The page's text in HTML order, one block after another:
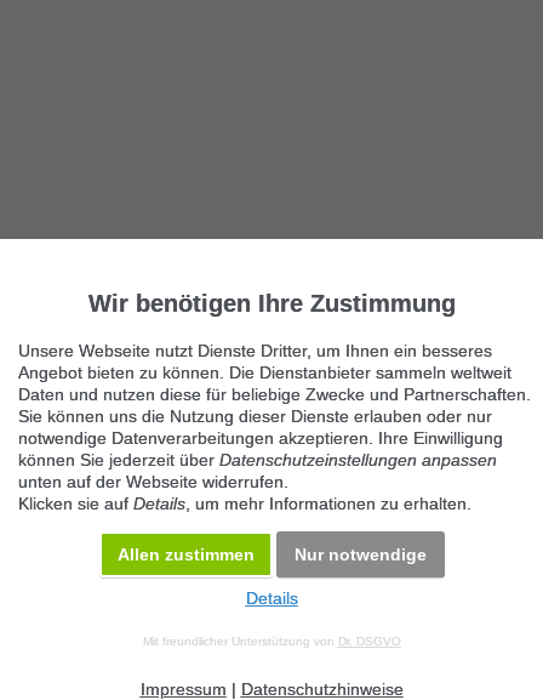
Datenschutz Impressum Kontakt Datenschutz anpassen Desktop Version
Wir benötigen Ihre Zustimmung
Unsere Webseite nutzt Dienste Dritter, um Ihnen ein besseres
Angebot bieten zu können. Die Dienstanbieter sammeln weltweit
Daten und nutzen diese für beliebige Zwecke und Partnerschaften.
Sie können uns die Nutzung dieser Dienste erlauben oder nur
notwendige Datenverarbeitungen akzeptieren. Ihre Einwilligung
können Sie jederzeit über Datenschutzeinstellungen anpassen
unten auf der Webseite widerrufen.
Klicken sie auf Details , um mehr Informationen zu erhalten.
Allen zustimmen Nur notwendige
Details
Mit freundlicher Unterstützung von Dr. DSGVO
Impressum | Datenschutzhinweise